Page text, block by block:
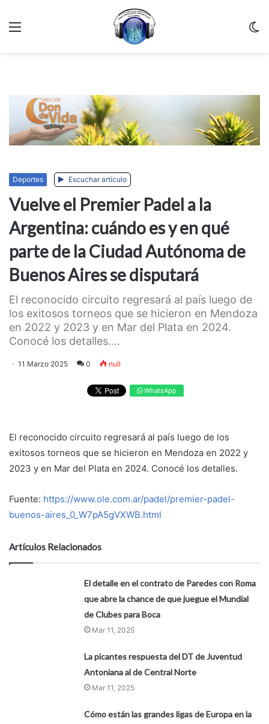
Deportes Escuchar artículo
Vuelve el Premier Padel a la
Argentina: cuándo es y en qué
parte de la Ciudad Autónoma de
Buenos Aires se disputará
El reconocido circuito regresará al país luego de
los exitosos torneos que se hicieron en Mendoza
en 2022 y 2023 y en Mar del Plata en 2024.
Conocé los detalles....
11 Marzo 2025 0 null
WhatsApp
El reconocido circuito regresará al país luego de los
exitosos torneos que se hicieron en Mendoza en 2022 y
2023 y en Mar del Plata en 2024. Conocé los detalles.
Fuente: https://www.ole.com.ar/padel/premier-padel-
buenos-aires_0_W7pA5gVXWB.html
Artículos Relacionados
El detalle en el contrato de Paredes con Roma
que abre la chance de que juegue el Mundial
de Clubes para Boca
Mar 11, 2025
La picantes respuesta del DT de Juventud
Antoniana al de Central Norte
Mar 11, 2025
Cómo están las grandes ligas de Europa en la